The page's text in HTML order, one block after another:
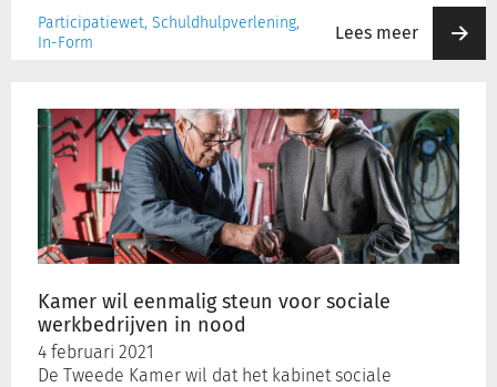
Participatiewet, Schuldhulpverlening,
In-Form
Lees meer
Kamer wil eenmalig steun voor sociale
werkbedrijven in nood
4 februari 2021
De Tweede Kamer wil dat het kabinet sociale
eenmalig
steun
voor
sociale
werkbedrijven
nood